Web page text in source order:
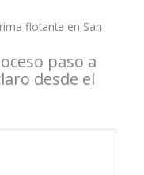
flotante en San
paso a
desde el